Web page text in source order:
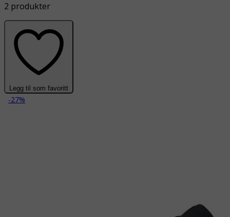
2 produkter
Legg til som favoritt
-27%